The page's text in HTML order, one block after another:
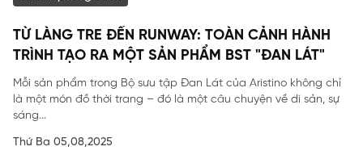
TỪ LÀNG TRE ĐẾN RUNWAY: TOÀN CẢNH HÀNH
TRÌNH TẠO RA MỘT SẢN PHẨM BST "ĐAN LÁT"
Mỗi sản phẩm trong Bộ sưu tập Đan Lát của Aristino không chỉ
là một món đồ thời trang – đó là một câu chuyện về di sản, sự
sáng...
Thứ Ba 05,08,2025